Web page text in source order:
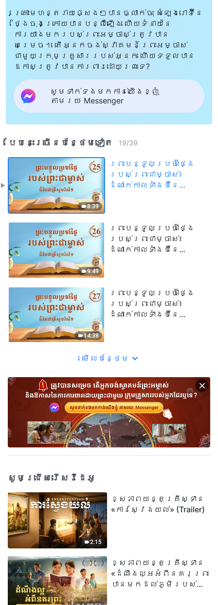
គ្រោះមហន្តរាយផ្សេងៗបានធ្លាក់ចុះ សំឡេងរោទិ៍នៃ
ថ្ងៃចុងក្រោយបានបន្លឺឡើង ហើយទំនាយនៃ
ការយាងមករបស់ព្រះអម្ចាស់ត្រូវបាន
សម្រេច។ តើអ្នកចង់ស្វាគមន៍ព្រះអម្ចាស់
ជាមួយក្រុមគ្រួសាររបស់អ្នក ហើយទទួលបាន
ឱកាសត្រូវបានការពារដោយព្រះទេ?
សូមទាក់ទងមកកាន់យើងខ្ញុំ
តាមរយៈ Messenger
បែបនេះ​ច្រើនបន្ថែម​ទៀត​ 19/39
8:39
ព្រះបន្ទូលប្រចាំថ្ងៃ
របស់ព្រះជាម្ចាស់៖
ដំណាក់កាលទាំងបីនៃ
9:49
ព្រះបន្ទូលប្រចាំថ្ងៃ
របស់ព្រះជាម្ចាស់៖
ដំណាក់កាលទាំងបីនៃ
14:38
ព្រះបន្ទូលប្រចាំថ្ងៃ
របស់ព្រះជាម្ចាស់៖
ដំណាក់កាលទាំងបីនៃ
មើល​​បន្ថែម​
សូមជ្រើសរើសវីដេអូ
2:15
ខ្សែភាពយន្តគ្រីស្ទាន
«ការស្វែងយល់» (Trailer)
ខ្សែភាពយន្តគ្រីស្ទាន
«ដំណឹងល្អអំពីនគរព្រះ
បានមកដល់​ភូមិរបស់